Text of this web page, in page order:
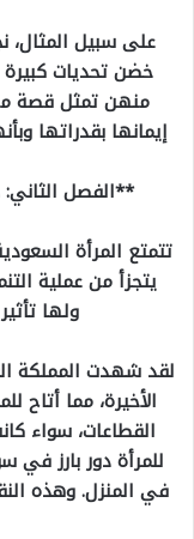
على سبيل المثال،
خضن تحديات
منهن تمثل قصة
إيمانها بقدراتها
**الفصل
تتمتع المرأة
يتجزأ من عملية
ولها
لقد شهدت المملكة
الأخيرة، مما
القطاعات، سواء
للمرأة دور بارز في
في المنزل. وهذه